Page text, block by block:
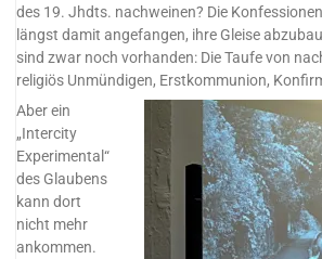
des 19. Jhdts. nachweinen? Die
längst damit angefangen, ihre Gleise
sind zwar noch vorhanden: Die Taufe von
religiös Unmündigen, Erstkommunion,
Aber ein
„Intercity
Experimental“
des Glaubens
kann dort
nicht mehr
ankommen.